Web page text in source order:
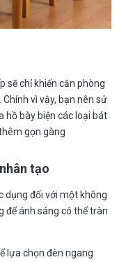
sẽ chỉ khiến căn phòng
vì vậy, bạn nên sử
hồ bày biện các loại bát
gọn gàng
tạo
dụng đối với một không
để ánh sáng có thể tràn
lựa chọn đèn ngang